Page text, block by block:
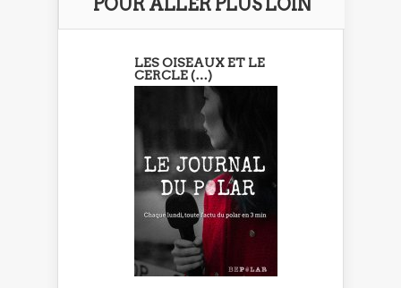
POUR ALLER PLUS LOIN
LES OISEAUX ET LE
CERCLE (…)